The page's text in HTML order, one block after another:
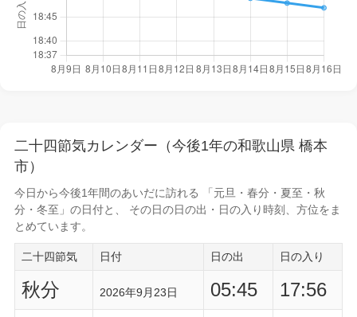
二十四節気カレンダー（今後1年の和歌山県 橋本
市）
今日から今後1年間のあいだに訪れる 「元旦・春分・夏至・秋
分・冬至」の日付と、 その日の日の出・日の入り時刻
、方位をま
とめています。
二十四節気 日付 日の出 日の入り
秋分 2026年9月23日 05:45
17:56